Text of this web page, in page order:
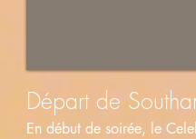
Départ de
En début de soirée, le